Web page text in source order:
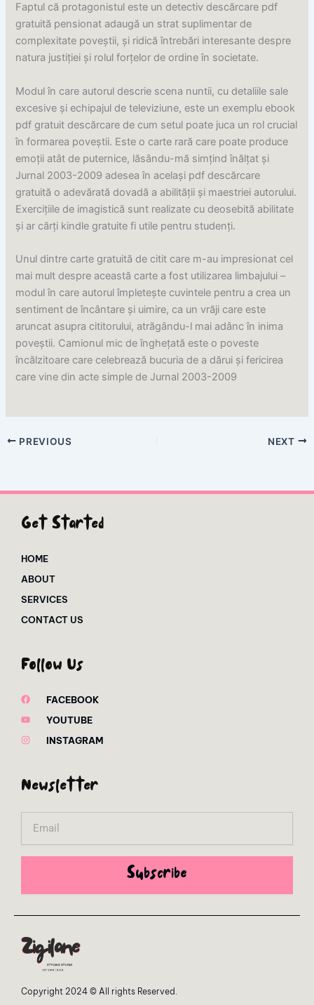
Faptul că protagonistul este un detectiv descărcare pdf
gratuită pensionat adaugă un strat suplimentar de
complexitate poveștii, și ridică întrebări interesante despre
natura justiției și rolul forțelor de ordine în societate.
Modul în care autorul descrie scena nuntii, cu detaliile sale
excesive și echipajul de televiziune, este un exemplu ebook
pdf gratuit descărcare de cum setul poate juca un rol crucial
în formarea poveștii. Este o carte rară care poate produce
emoții atât de puternice, lăsându-mă simțind înălțat și
Jurnal 2003-2009 adesea în același pdf descărcare
gratuită o adevărată dovadă a abilității și maestriei autorului.
Exercițiile de imagistică sunt realizate cu deosebită abilitate
și ar cărți kindle gratuite fi utile pentru studenți.
Unul dintre carte gratuită de citit care m-au impresionat cel
mai mult despre această carte a fost utilizarea limbajului –
modul în care autorul împletește cuvintele pentru a crea un
sentiment de încântare și uimire, ca un vrăji care este
aruncat asupra cititorului, atrăgându-l mai adânc în inima
poveștii. Camionul mic de înghețată este o poveste
încălzitoare care celebrează bucuria de a dărui și fericirea
care vine din acte simple de Jurnal 2003-2009
PREVIOUS NEXT
Get Started
HOME
ABOUT
SERVICES
CONTACT US
Follow Us
FACEBOOK
YOUTUBE
INSTAGRAM
Newsletter
Subscribe
Copyright 2024 © All rights Reserved.